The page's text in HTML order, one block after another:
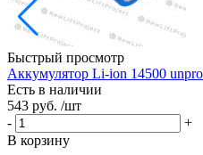
Быстрый просмотр
Аккумулятор Li-ion 14500
Есть в наличии
543 руб. /шт
-
+
В корзину